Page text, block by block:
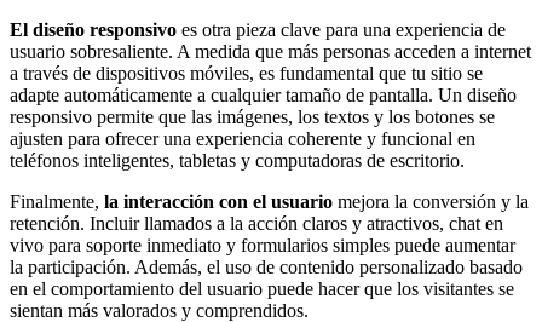
El diseño responsivo es otra pieza clave para una experiencia de
usuario sobresaliente. A medida que más personas acceden a internet
a través de dispositivos móviles, es fundamental que tu sitio se
adapte automáticamente a cualquier tamaño de pantalla. Un diseño
responsivo permite que las imágenes, los textos y los botones se
ajusten para ofrecer una experiencia coherente y funcional en
teléfonos inteligentes, tabletas y computadoras de escritorio.
Finalmente, la interacción con el usuario mejora la conversión y la
retención. Incluir llamados a la acción claros y atractivos, chat en
vivo para soporte inmediato y formularios simples puede aumentar
la participación. Además, el uso de contenido personalizado basado
en el comportamiento del usuario puede hacer que los visitantes se
sientan más valorados y comprendidos.